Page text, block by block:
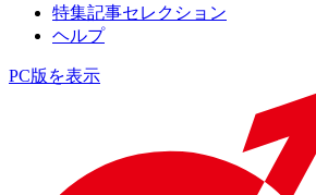
特集記事セレクション
ヘルプ
PC版を表示